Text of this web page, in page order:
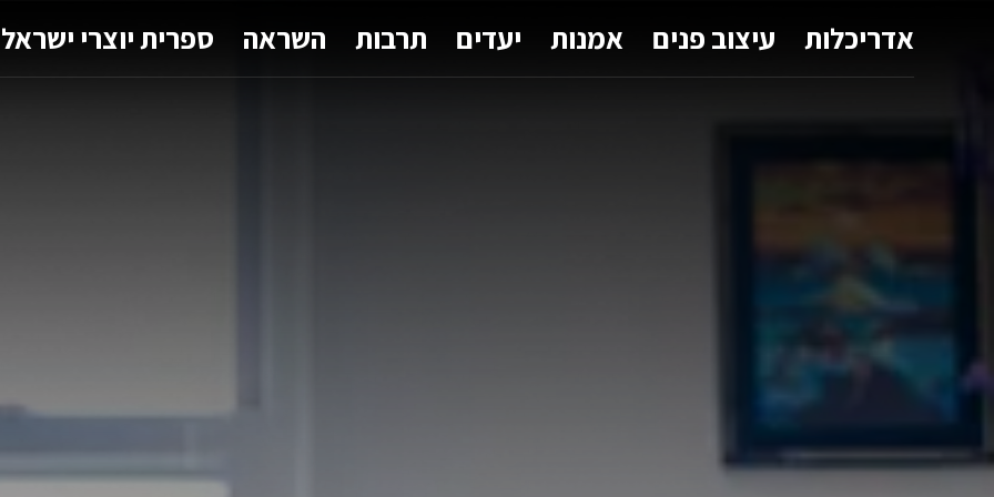
אדריכלות עיצוב פנים אמנות יעדים תרבות השראה ספרית יוצרי ישראל